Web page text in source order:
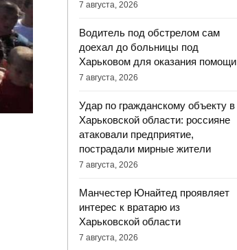
7 августа, 2026
Водитель под обстрелом сам
доехал до больницы под
Харьковом для оказания помощи
7 августа, 2026
Удар по гражданскому объекту в
Харьковской области: россияне
атаковали предприятие,
пострадали мирные жители
7 августа, 2026
Манчестер Юнайтед проявляет
интерес к вратарю из
Харьковской области
7 августа, 2026